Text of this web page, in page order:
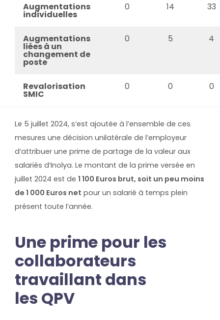
Augmentations
individuelles
0 14 33
Augmentations
liées à un
changement de
poste
0 5 4
Revalorisation
SMIC
0 0 0
Le 5 juillet 2024, s’est ajoutée à l’ensemble de ces
mesures une décision unilatérale de l’employeur
d’attribuer une prime de partage de la valeur aux
salariés d’Inolya. Le montant de la prime versée en
juillet 2024 est de 1 100 Euros brut, soit un peu moins
de 1 000 Euros net pour un salarié à temps plein
présent toute l’année.
Une prime pour les
collaborateurs
travaillant dans
les QPV